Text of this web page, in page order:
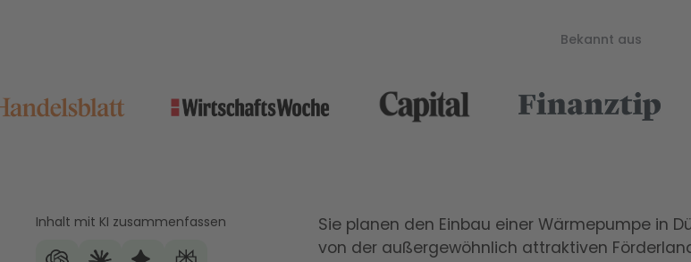
Bekannt aus
Inhalt mit KI zusammenfassen
Sie planen den Einbau einer Wärmepumpe in
von der außergewöhnlich attraktiven